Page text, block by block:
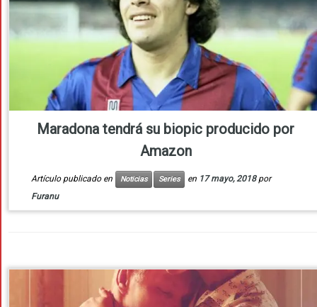
Maradona tendrá su biopic producido por
Amazon
Artículo publicado en Noticias Series en 17 mayo, 2018 por
Furanu